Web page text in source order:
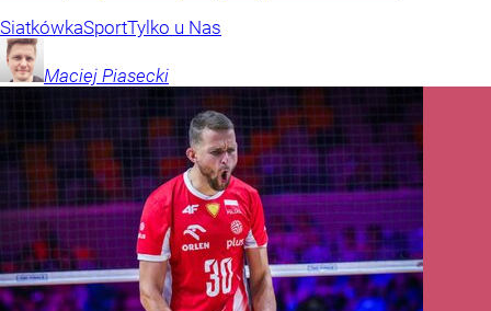
SiatkówkaSportTylko u Nas
Maciej Piasecki